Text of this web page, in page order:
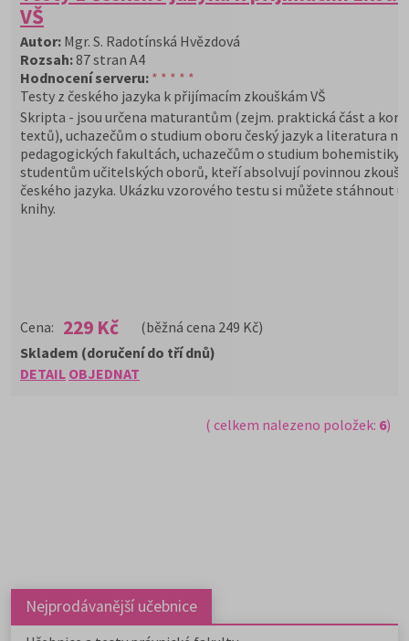
VŠ
Autor: Mgr. S. Radotínská Hvězdová
Rozsah:87 stran A4
Hodnocení serveru: * * * * *
Testy z českého jazyka k přijímacím zkouškám VŠ
Skripta - jsou určena maturantům (zejm. praktická část a
textů), uchazečům o studium oboru český jazyk a literatura na
pedagogických fakultách, uchazečům o studium bohemistiky a
studentům učitelských oborů, kteří absolvují povinnou
českého jazyka. Ukázku vzorového testu si můžete stáhnout
knihy.
Cena: 229 Kč (běžná cena 249 Kč)
DETAIL OBJEDNAT
Skladem (doručení do tří dnů)
( celkem nalezeno položek: 6)
Nejprodávanější učebnice